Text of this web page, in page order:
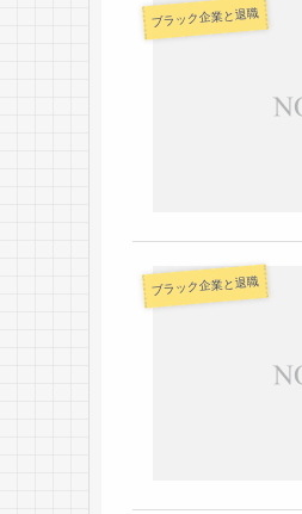
ブラック企業と退職
ブラック企業と退職